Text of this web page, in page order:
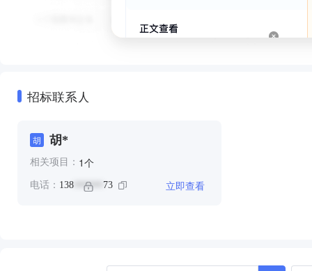
招标联系人
胡 胡*
相关项目： 1个
电话： 138 ****** 73 立即查看